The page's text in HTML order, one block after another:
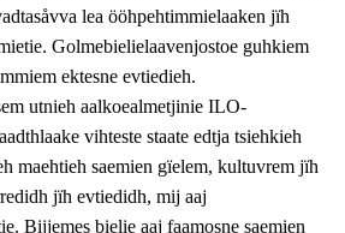
lea ööhpehtimmielaaken jïh
Golmebielielaavenjostoe guhkiem
ektesne evtiedieh.
utnieh aalkoealmetjinie ILO-
vihteste staate edtja tsiehkieh
maehtieh saemien gïelem, kultuvrem jïh
jïh evtiedidh, mij aaj
Bijjemes bielie aaj faamosne saemien